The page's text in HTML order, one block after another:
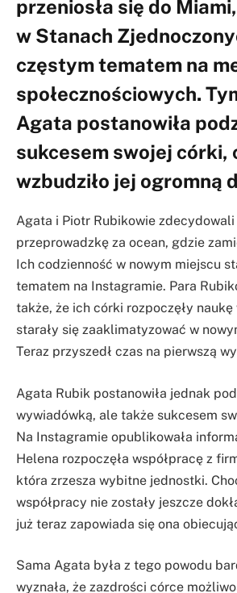
przeniosła się do
w Stanach
częstym tematem na
społecznościowych.
Agata postanowiła
sukcesem swojej córki,
wzbudziło jej ogromną
Agata i Piotr Rubikowie zdecydowali
przeprowadzkę za ocean, gdzie
Ich codzienność w nowym miejscu
tematem na Instagramie. Para
także, że ich córki rozpoczęły naukę
starały się zaaklimatyzować w
Teraz przyszedł czas na pierwszą
Agata Rubik postanowiła jednak
wywiadówką, ale także sukcesem
Na Instagramie opublikowała
Helena rozpoczęła współpracę z
która zrzesza wybitne jednostki.
współpracy nie zostały jeszcze
już teraz zapowiada się ona
Sama Agata była z tego powodu
wyznała, że zazdrości córce